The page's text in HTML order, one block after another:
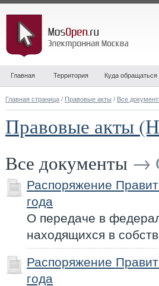
Главная Территория Куда обращаться
Главная страница / Правовые акты / Все
Правовые акты
Все документы →
Распоряжение
года
О передаче в
находящихся в
Распоряжение
года